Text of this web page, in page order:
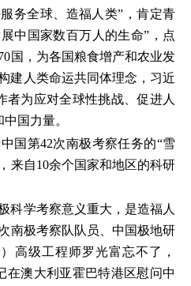
务全球、造福人类”，肯定青
中国家数百万人的生命”，点
国，为各国粮食增产和农业发
建人类命运共同体理念，习近
者为应对全球性挑战、促进人
国力量。
国第42次南极考察任务的“雪
来自10余个国家和地区的科研
科学考察意义重大，是造福人
南极考察队队员、中国极地研
高级工程师罗光富忘不了，
在澳大利亚霍巴特港区慰问中